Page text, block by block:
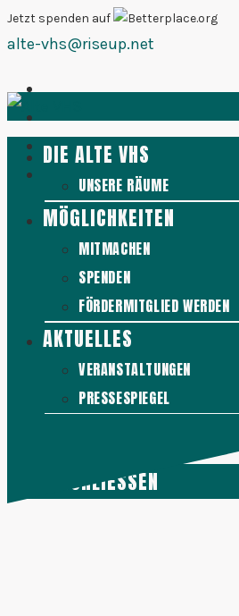
Zum
Inhalt
Jetzt spenden auf
alte-vhs@riseup.net
DIE ALTE VHS
UNSERE RÄUME
MÖGLICHKEITEN
MITMACHEN
SPENDEN
FÖRDERMITGLIED WERDEN
AKTUELLES
VERANSTALTUNGEN
PRESSESPIEGEL
SCHLIESSEN